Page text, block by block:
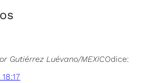
Gutiérrez Luévano/MEXICOdice: